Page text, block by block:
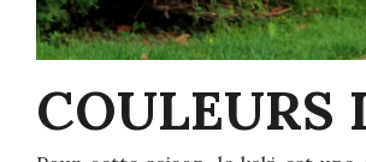
COULEURS